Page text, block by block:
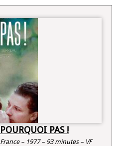
POURQUOI PAS !
France – 1977 – 93 minutes – VF